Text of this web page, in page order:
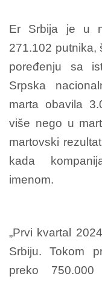
Er Srbija je u
271.102 putnika,
poređenju sa
Srpska
marta obavila
više nego u
martovski
kada
imenom.
„Prvi kvartal
Srbiju. Tokom
preko